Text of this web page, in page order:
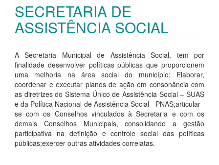
SECRETARIA DE
ASSISTÊNCIA SOCIAL
A Secretaria Municipal de Assistência Social, tem por
finalidade desenvolver políticas públicas que proporcionem
uma melhoria na área social do município; Elaborar,
coordenar e executar planos de ação em consonância com
as diretrizes do Sistema Único de Assistência Social – SUAS
e da Política Nacional de Assistência Social - PNAS;articular–
se com os Conselhos vinculados à Secretaria e com os
demais Conselhos Municipais, consolidando a gestão
participativa na definição e controle social das políticas
públicas;exercer outras atividades correlatas.